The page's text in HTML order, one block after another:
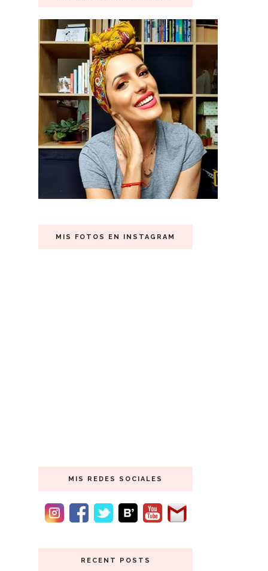
MIS FOTOS EN INSTAGRAM
MIS REDES SOCIALES
RECENT POSTS